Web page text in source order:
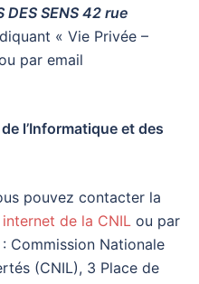
DES SENS 42 rue
« Vie Privée –
par email
l’Informatique et des
pouvez contacter la
de la CNIL ou par
Commission Nationale
(CNIL), 3 Place de